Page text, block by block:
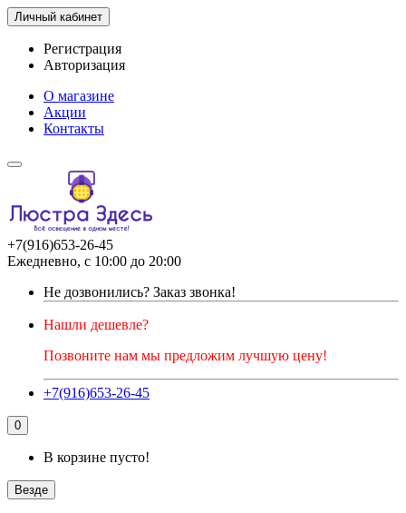
Личный кабинет
Регистрация
Авторизация
О магазине
Акции
Контакты
+7(916)653-26-45
Ежедневно, с 10:00 до 20:00
Не дозвонились? Заказ звонка!
Нашли дешевле?
Позвоните нам мы предложим лучшую цену!
+7(916)653-26-45
0
В корзине пусто!
Везде